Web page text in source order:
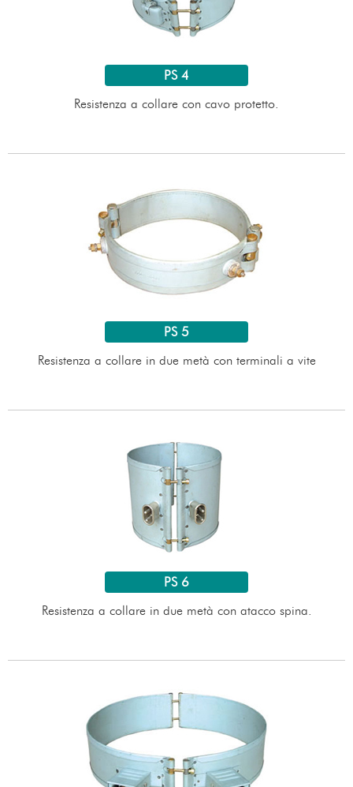
PS 4
Resistenza a collare con cavo protetto.
PS 5
Resistenza a collare in due metà con terminali a vite
PS 6
Resistenza a collare in due metà con atacco spina.